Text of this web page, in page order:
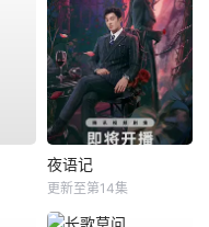
夜语记
更新至第14集